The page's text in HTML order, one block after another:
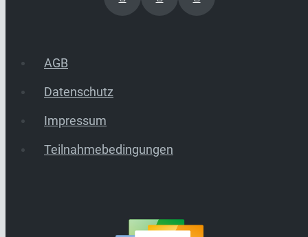
AGB
Datenschutz
Impressum
Teilnahmebedingungen